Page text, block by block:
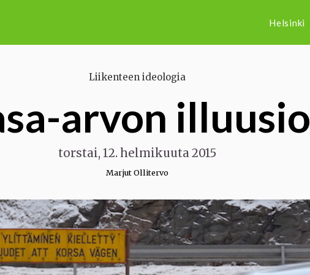
Helsinki
Liikenteen ideologia
arvon illuusio
torstai, 12. helmikuuta 2015
Marjut Ollitervo